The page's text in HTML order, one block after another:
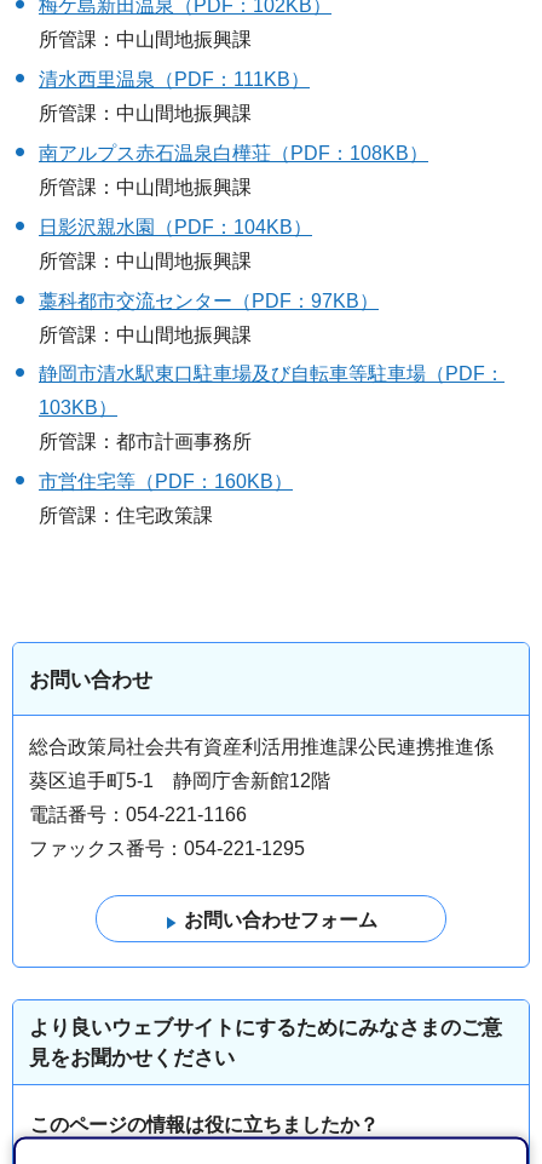
梅ケ島新田温泉（PDF：102KB）
所管課：中山間地振興課
清水西里温泉（PDF：111KB）
所管課：中山間地振興課
南アルプス赤石温泉白樺荘（PDF：108KB）
所管課：中山間地振興課
日影沢親水園（PDF：104KB）
所管課：中山間地振興課
藁科都市交流センター（PDF：97KB）
所管課：中山間地振興課
静岡市清水駅東口駐車場及び自転車等駐車場（PDF：
103KB）
所管課：都市計画事務所
市営住宅等（PDF：160KB）
所管課：住宅政策課
お問い合わせ
総合政策局社会共有資産利活用推進課公民連携推進係
葵区追手町5-1 静岡庁舎新館12階
電話番号：054-221-1166
ファックス番号：054-221-1295
より良いウェブサイトにするためにみなさまのご意
見をお聞かせください
このページの情報は役に立ちましたか？